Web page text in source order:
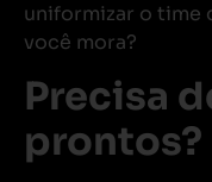
uniformizar o time
você mora?
Precisa
prontos?